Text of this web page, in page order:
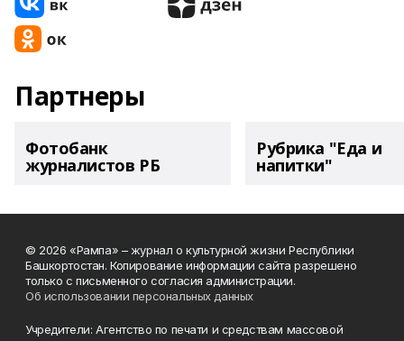
Партнеры
Фотобанк
журналистов РБ
Рубрика "Еда и
напитки"
© 2026 «Рампа» – журнал о культурной жизни Республики
Башкортостан. Копирование информации сайта разрешено
только с письменного согласия администрации.
Об использовании персональных данных
Учредители: Агентство по печати и средствам массовой